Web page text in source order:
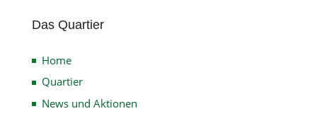
Das Quartier
Home
Quartier
News und Aktionen